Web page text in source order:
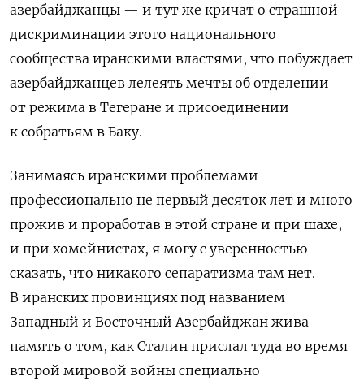
азербайджанцы — и тут же кричат о страшной
дискриминации этого национального
сообщества иранскими властями, что побуждает
азербайджанцев лелеять мечты об отделении
от режима в Тегеране и присоединении
к собратьям в Баку.
Занимаясь иранскими проблемами
профессионально не первый десяток лет и много
прожив и проработав в этой стране и при шахе,
и при хомейнистах, я могу с уверенностью
сказать, что никакого сепаратизма там нет.
В иранских провинциях под названием
Западный и Восточный Азербайджан жива
память о том, как Сталин прислал туда во время
второй мировой войны специально